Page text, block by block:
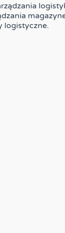
logistyczne.